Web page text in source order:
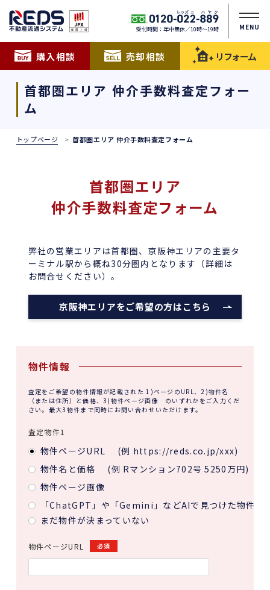
受付時間：年中無休／10時〜19時 MENU
購入相談 売却相談 リフォーム
首都圏エリア 仲介手数料査定フォー
ム
トップページ 首都圏エリア 仲介手数料査定フォーム
首都圏エリア
仲介手数料査定フォーム
弊社の営業エリアは首都圏、京阪神エリアの主要タ
ーミナル駅から概ね30分圏内となります（詳細は
お問合せください）。
京阪神エリアをご希望の方はこちら
物件情報
査定をご希望の物件情報が記載された 1)ページのURL、2)物件名
（または住所）と価格、3)物件ページ画像 のいずれかをご入力くだ
さい。最大3物件まで同時にお問い合わせいただけます。
査定物件1
物件ページURL
(例 https://reds.co.jp/xxx)
物件名と価格
(例 Rマンション702号 5250万円)
物件ページ画像
「ChatGPT」や「Gemini」などAIで見つけた物件
まだ物件が決まっていない
物件ページURL 必須